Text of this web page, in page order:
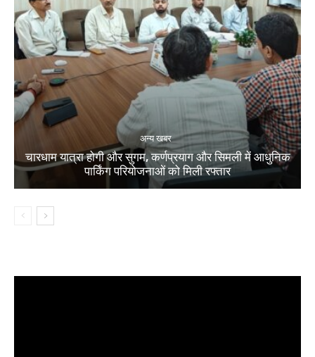
अन्य खबर
चारधाम यात्रा होगी और सुगम, कर्णप्रयाग और सिमली में आधुनिक
पार्किंग परियोजनाओं को मिली रफ्तार